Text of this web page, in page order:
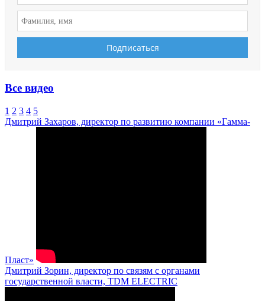
Все видео
1 2 3 4 5
Дмитрий Захаров, директор по развитию компании «Гамма-
Пласт»
Дмитрий Зорин, директор по связям с органами
государственной власти, TDM ELECTRIC